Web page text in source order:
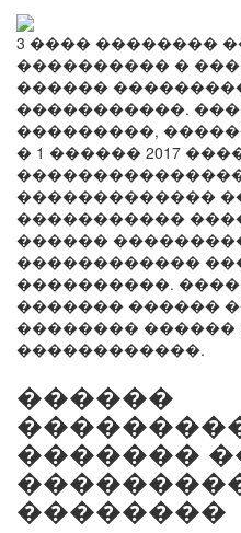
3 ���� ��������
���������� �
������
�����������.
���������,
� 1 ������ 2017
�������������
�����������
������
������������
����������.
������� ������
�������� ������
������������.
������
�������
��������